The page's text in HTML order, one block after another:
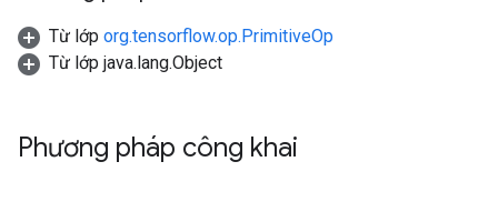
Từ lớp org.tensorflow.op.PrimitiveOp
Từ lớp java.lang.Object
Phương pháp công khai